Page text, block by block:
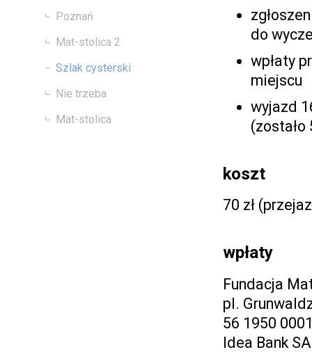
Poznań
Mat-stolica 2
Szlak cysterski
Nie trzeba
Mat-stolica
do
wpłaty
miejscu
wyjazd
(zostało
koszt
70 zł
wpłaty
Fundacja
pl.
56 1950
Idea Bank SA